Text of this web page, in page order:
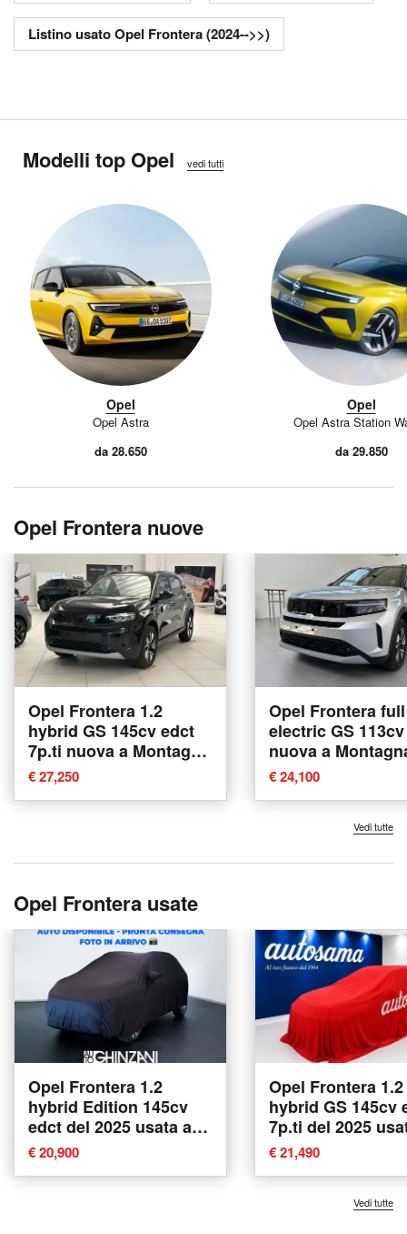
Listino usato Opel Frontera (2024-->>)
Modelli top Opel vedi tutti
Opel
Opel Astra
da 28.650
Opel
Opel Astra Station
da 29.850
Opel Frontera nuove
Opel Frontera 1.2
hybrid GS 145cv edct
7p.ti nuova a Montagna
in Valtellina
€ 27,250
Opel Frontera full
electric GS
nuova a
Valtellina
€ 24,100
Vedi tutte
Opel Frontera usate
Opel Frontera 1.2
hybrid Edition 145cv
edct del 2025 usata a
Calusco d'Adda
€ 20,900
Opel Frontera 1.2
hybrid GS 145cv
7p.ti del 2025
Rho
€ 21,490
Vedi tutte